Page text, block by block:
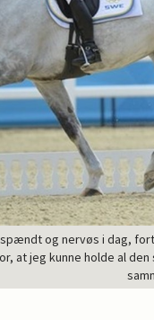
og nervøs i dag,
at jeg kunne holde al